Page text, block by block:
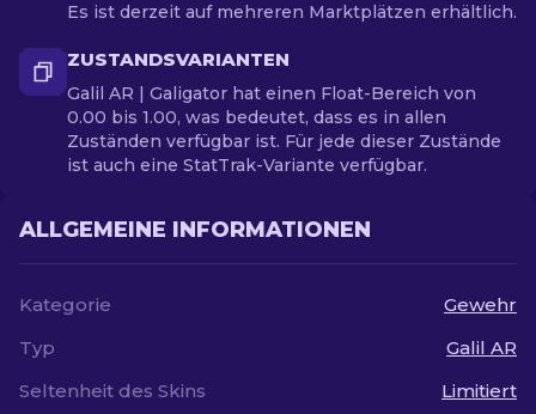
Es ist derzeit auf mehreren Marktplätzen erhältlich.
ZUSTANDSVARIANTEN
Galil AR | Galigator hat einen Float-Bereich von
0.00 bis 1.00, was bedeutet, dass es in allen
Zuständen verfügbar ist. Für jede dieser Zustände
ist auch eine StatTrak-Variante verfügbar.
ALLGEMEINE INFORMATIONEN
Kategorie
Gewehr
Typ
Galil AR
Seltenheit des Skins
Limitiert